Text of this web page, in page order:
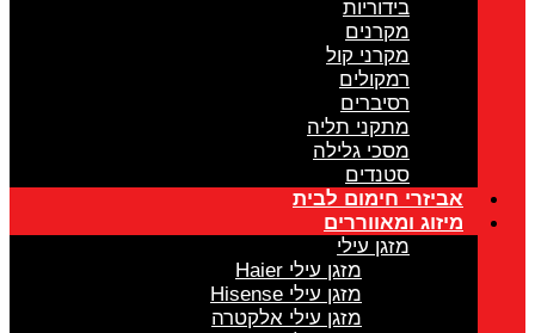
בידוריות
מקרנים
מקרני קול
רמקולים
רסיברים
מתקני תליה
מסכי גלילה
סטנדים
אביזרי חימום לבית
מיזוג ומאווררים
מזגן עילי
מזגן עילי Haier
מזגן עילי Hisense
מזגן עילי אלקטרה